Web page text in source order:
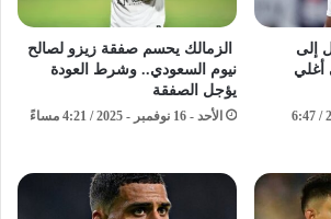
إلى
أغلي
الإثنين - 17 نوفمبر - 2025 / 6:47
الزمالك يحسم صفقة زيزو لصالح
نيوم السعودي.. وشرط العودة
يؤجل الصفقة
الأحد - 16 نوفمبر - 2025 / 4:21 مساءً